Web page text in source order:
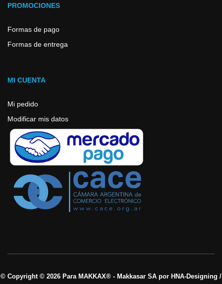
PROMOCIONES
Formas de pago
Formas de entrega
MI CUENTA
Mi pedido
Modificar mis datos
© Copyright © 2026 Para MAKKAX® - Makkasar SA por HNA-Designing /